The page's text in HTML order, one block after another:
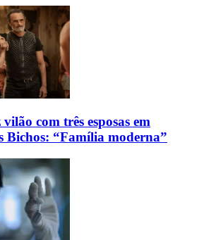
com três esposas em
Bichos: “Família moderna”